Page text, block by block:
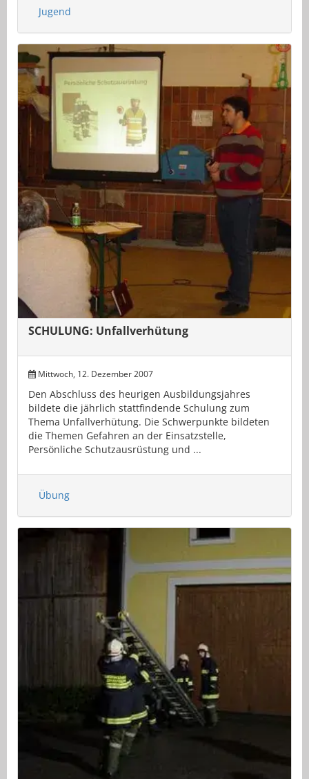
Jugend
SCHULUNG: Unfallverhütung
Mittwoch, 12. Dezember 2007
Den Abschluss des heurigen Ausbildungsjahres
bildete die jährlich stattfindende Schulung zum
Thema Unfallverhütung. Die Schwerpunkte bildeten
die Themen Gefahren an der Einsatzstelle,
Persönliche Schutzausrüstung und ...
Übung